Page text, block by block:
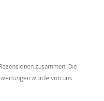
zusammen. Die
wurde von uns